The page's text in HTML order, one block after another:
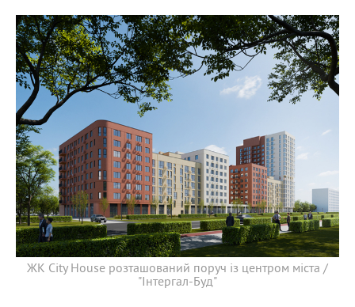
ЖК City House розташований поруч із центром міста /
"Інтергал-Буд"